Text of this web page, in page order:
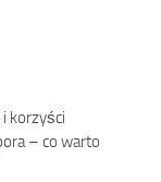
i korzyści
– co warto